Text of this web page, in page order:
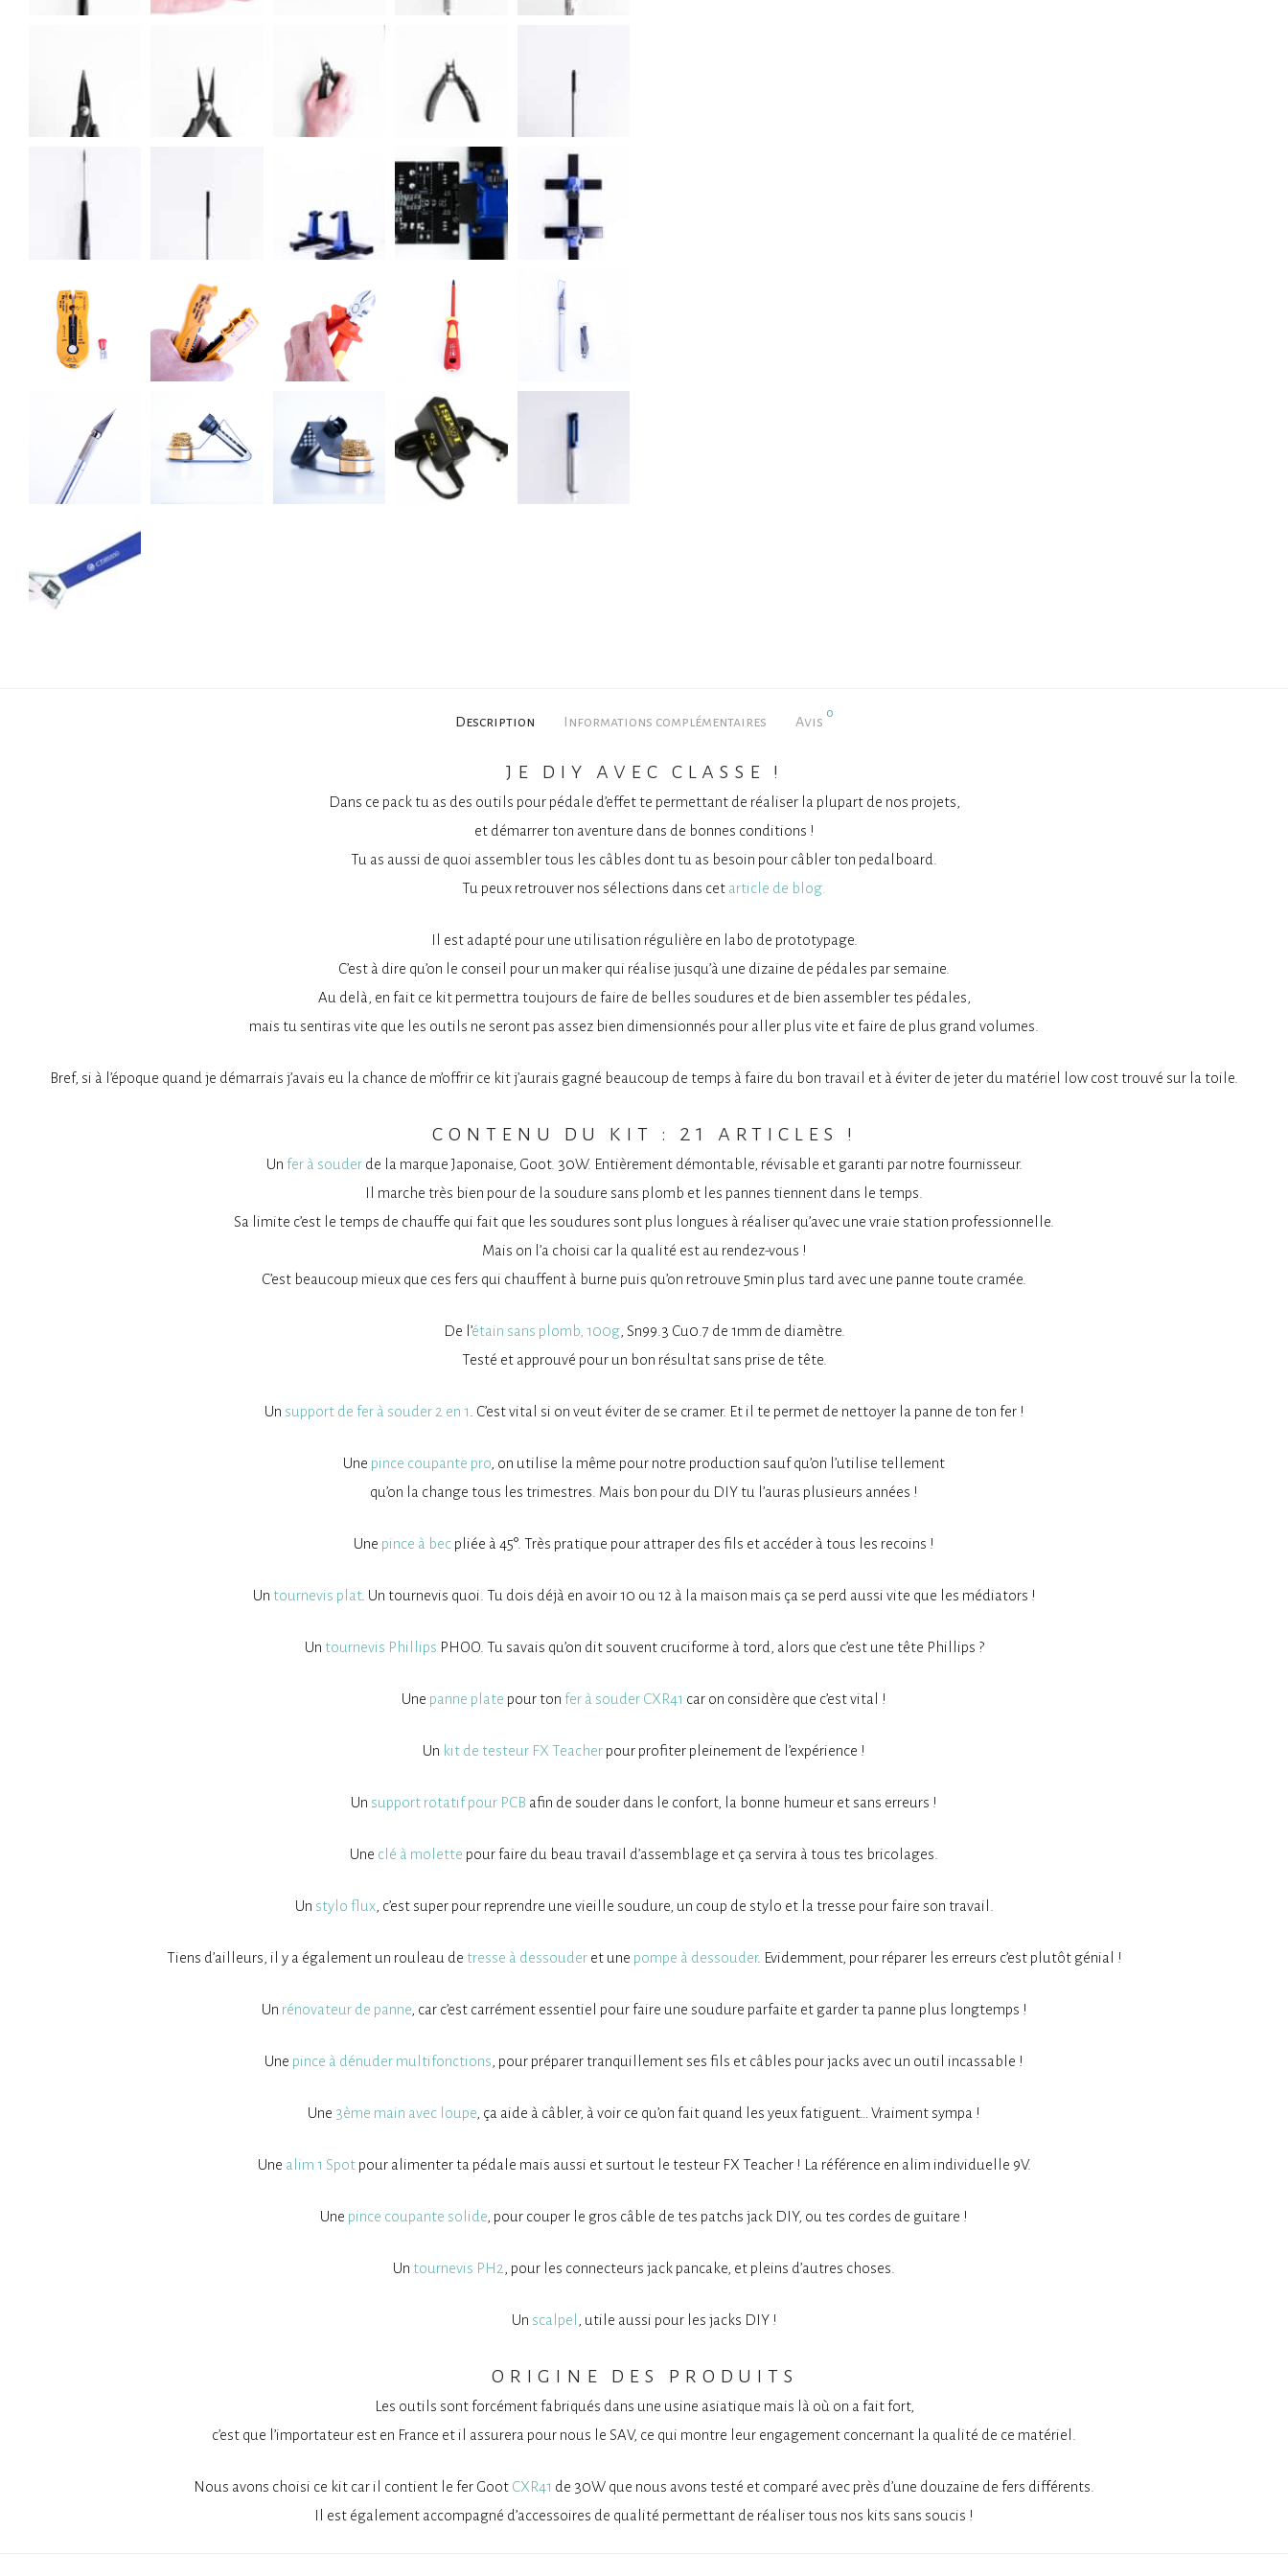
Description Informations complémentaires Avis
0
je diy avec classe !
Dans ce pack tu as des outils pour pédale d’effet te permettant de réaliser la plupart de nos projets,
et démarrer ton aventure dans de bonnes conditions !
Tu as aussi de quoi assembler tous les câbles dont tu as besoin pour câbler ton pedalboard.
Tu peux retrouver nos sélections dans cet article de blog.
Il est adapté pour une utilisation régulière en labo de prototypage.
C’est à dire qu’on le conseil pour un maker qui réalise jusqu’à une dizaine de pédales par semaine.
Au delà, en fait ce kit permettra toujours de faire de belles soudures et de bien assembler tes pédales,
mais tu sentiras vite que les outils ne seront pas assez bien dimensionnés pour aller plus vite et faire de plus grand volumes.
Bref, si à l’époque quand je démarrais j’avais eu la chance de m’offrir ce kit j’aurais gagné beaucoup de temps à faire du bon travail et à éviter de jeter du matériel low cost trouvé sur la toile.
contenu du kit : 21 articles !
Un fer à souderde la marque Japonaise, Goot. 30W. Entièrement démontable, révisable et garanti par notre fournisseur.
Il marche très bien pour de la soudure sans plomb et les pannes tiennent dans le temps.
Sa limite c’est le temps de chauffe qui fait que les soudures sont plus longues à réaliser qu’avec une vraie station professionnelle.
Mais on l’a choisi car la qualité est au rendez-vous !
C’est beaucoup mieux que ces fers qui chauffent à burne puis qu’on retrouve 5min plus tard avec une panne toute cramée.
De l’étain sans plomb, 100g, Sn99.3 Cu0.7 de 1mm de diamètre.
Testé et approuvé pour un bon résultat sans prise de tête.
Un support de fer à souder 2 en 1 . C’est vital si on veut éviter de se cramer. Et il te permet de nettoyer la panne de ton fer !
Une pince coupante pro , on utilise la même pour notre production sauf qu’on l’utilise tellement
qu’on la change tous les trimestres. Mais bon pour du DIY tu l’auras plusieurs années !
Une pince à bec pliée à 45°. Très pratique pour attraper des fils et accéder à tous les recoins !
Un tournevis plat. Un tournevis quoi. Tu dois déjà en avoir 10 ou 12 à la maison mais ça se perd aussi vite que les médiators !
Un tournevis Phillips PHOO. Tu savais qu’on dit souvent cruciforme à tord, alors que c’est une tête Phillips ?
Une panne plate pour ton fer à souder CXR41 car on considère que c’est vital !
Un kit de testeur FX Teacher pour profiter pleinement de l’expérience !
Un support rotatif pour PCB afin de souder dans le confort, la bonne humeur et sans erreurs !
Une clé à molette pour faire du beau travail d’assemblage et ça servira à tous tes bricolages.
Un stylo flux, c’est super pour reprendre une vieille soudure, un coup de stylo et la tresse pour faire son travail.
Tiens d’ailleurs, il y a également un rouleau de tresse à dessouderet une pompe à dessouder. Evidemment, pour réparer les erreurs c’est plutôt génial !
Un rénovateur de panne, car c’est carrément essentiel pour faire une soudure parfaite et garder ta panne plus longtemps !
Une pince à dénuder multifonctions , pour préparer tranquillement ses fils et câbles pour jacks avec un outil incassable !
Une 3ème main avec loupe , ça aide à câbler, à voir ce qu’on fait quand les yeux fatiguent… Vraiment sympa !
Une alim 1 Spotpour alimenter ta pédale mais aussi et surtout le testeur FX Teacher ! La référence en alim individuelle 9V.
Une pince coupante solide , pour couper le gros câble de tes patchs jack DIY, ou tes cordes de guitare !
Un tournevis PH2 , pour les connecteurs jack pancake, et pleins d’autres choses.
Un scalpel , utile aussi pour les jacks DIY !
origine des produits
Les outils sont forcément fabriqués dans une usine asiatique mais là où on a fait fort,
c’est que l’importateur est en France et il assurera pour nous le SAV, ce qui montre leur engagement concernant la qualité de ce matériel.
Nous avons choisi ce kit car il contient le fer Goot CXR41 de 30W que nous avons testé et comparé avec près d’une douzaine de fers différents.
Il est également accompagné d’accessoires de qualité permettant de réaliser tous nos kits sans soucis !